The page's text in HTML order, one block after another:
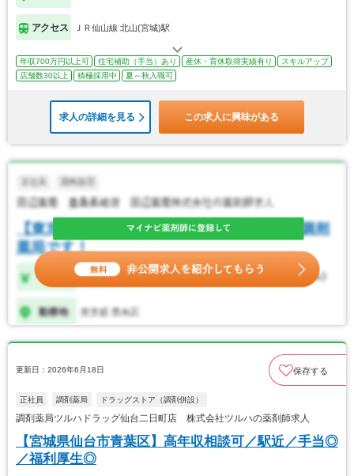
アクセス ＪＲ仙山線 北山(宮城)駅
年収700万円以上可 住宅補助（手当）あり 産休・育休取得実績有り
スキルアップ
店舗数30以上
積極採用中 夏～秋入職可
求人の詳細を見る この求人に興味がある
更新日：2026年6月18日 保存する
正社員 調剤薬局 ドラッグストア（調剤併設）
調剤薬局ツルハドラッグ仙台二日町店 株式会社ツルハの薬剤師求人
【宮城県仙台市青葉区】高年収相談可／駅近／手当◎
／福利厚生◎